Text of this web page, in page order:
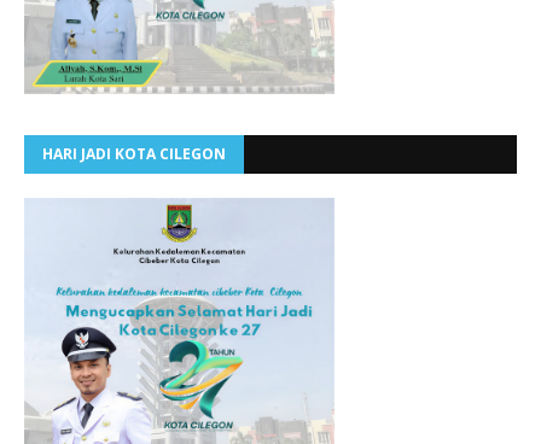
HARI JADI KOTA CILEGON